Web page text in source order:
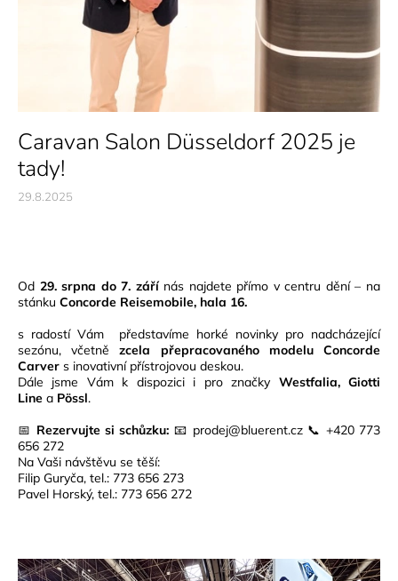
Caravan Salon Düsseldorf 2025 je
tady!
29.8.2025
Od 29. srpna do 7. zářínás najdete přímo v centru dění – na
stánku Concorde Reisemobile, hala 16.
s radostí Vám představíme horké novinky pro nadcházející
sezónu, včetnězcela přepracovaného modelu Concorde
Carver s inovativní přístrojovou deskou.
Dále jsme Vám k dispozici i pro značky Westfalia, Giotti
Line a Pössl.
📅 Rezervujte si schůzku: 📧 prodej@bluerent.cz 📞 +420 773
656 272
Na Vaši návštěvu se těší:
Filip Guryča, tel.: 773 656 273
Pavel Horský, tel.: 773 656 272